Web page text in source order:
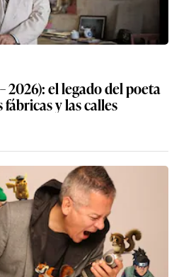
2026): el legado del poeta
y las calles